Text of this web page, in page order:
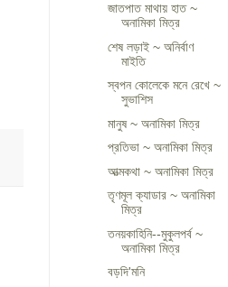
জাতপাত মাথায় হাত ~
অনামিকা মিত্র
শেষ লড়াই ~ অনির্বাণ
মাইতি
স্বপন কোলেকে মনে রেখে ~
সুভাশিস
মানুষ ~ অনামিকা মিত্র
প্রতিভা ~ অনামিকা মিত্র
আত্মকথা ~ অনামিকা মিত্র
তৃণমূল ক্যাডার ~ অনামিকা
মিত্র
তনয়কাহিনি--মুকুলপর্ব ~
অনামিকা মিত্র
বড়দি'মনি